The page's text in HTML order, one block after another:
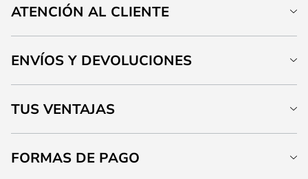
ATENCIÓN AL CLIENTE
ENVÍOS Y DEVOLUCIONES
TUS VENTAJAS
FORMAS DE PAGO